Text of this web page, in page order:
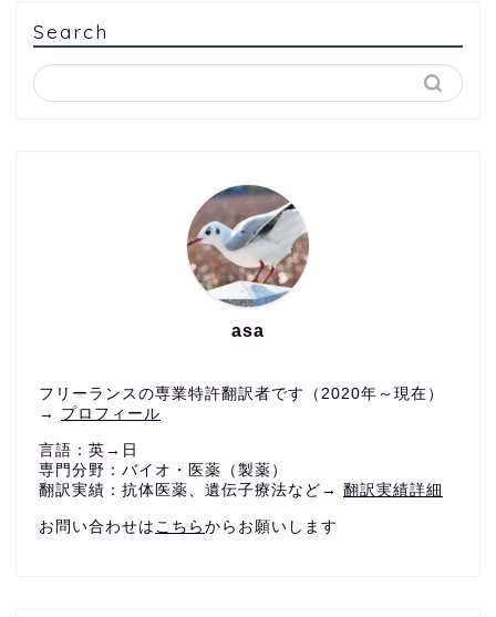
Search
asa
フリーランスの専業特許翻訳者です（2020年～現在）
→ プロフィール
言語：英→日
専門分野：バイオ・医薬（製薬）
翻訳実績：抗体医薬、遺伝子療法など→ 翻訳実績詳細
お問い合わせは こちら からお願いします